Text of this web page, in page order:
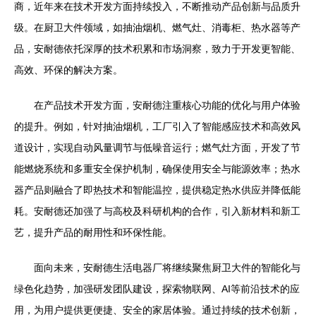
商，近年来在技术开发方面持续投入，不断推动产品创新与品质升
级。在厨卫大件领域，如抽油烟机、燃气灶、消毒柜、热水器等产
品，安耐德依托深厚的技术积累和市场洞察，致力于开发更智能、
高效、环保的解决方案。
在产品技术开发方面，安耐德注重核心功能的优化与用户体验
的提升。例如，针对抽油烟机，工厂引入了智能感应技术和高效风
道设计，实现自动风量调节与低噪音运行；燃气灶方面，开发了节
能燃烧系统和多重安全保护机制，确保使用安全与能源效率；热水
器产品则融合了即热技术和智能温控，提供稳定热水供应并降低能
耗。安耐德还加强了与高校及科研机构的合作，引入新材料和新工
艺，提升产品的耐用性和环保性能。
面向未来，安耐德生活电器厂将继续聚焦厨卫大件的智能化与
绿色化趋势，加强研发团队建设，探索物联网、AI等前沿技术的应
用，为用户提供更便捷、安全的家居体验。通过持续的技术创新，